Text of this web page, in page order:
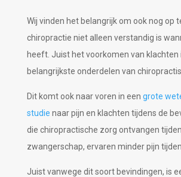
Wij vinden het belangrijk om ook nog op
chiropractie niet alleen verstandig is
heeft. Juist het voorkomen van klachten
belangrijkste onderdelen van
Dit komt ook naar voren in een grote
studie naar pijn en klachten tijdens de
die chiropractische zorg ontvangen
zwangerschap, ervaren minder pijn
Juist vanwege dit soort bevindingen, is